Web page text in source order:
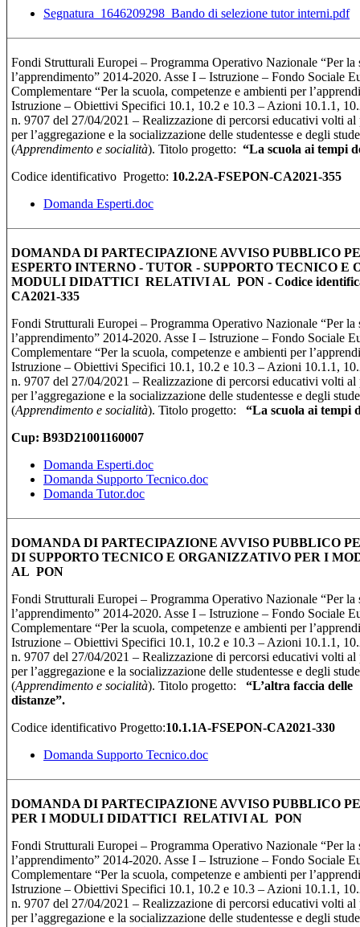
Segnatura_1646209298_Bando di selezione tutor interni.pdf
Fondi Strutturali Europei – Programma Operativo Nazionale “Per la
l’apprendimento” 2014-2020. Asse I – Istruzione – Fondo Sociale
Complementare “Per la scuola, competenze e ambienti per
Istruzione – Obiettivi Specifici 10.1, 10.2 e 10.3 – Azioni 10.1.1,
n. 9707 del 27/04/2021 – Realizzazione di percorsi educativi volti al
per l’aggregazione e la socializzazione delle studentesse e degli
(Apprendimento e socialità). Titolo progetto: “La scuola ai tempi
Codice identificativo Progetto: 10.2.2A-FSEPON-CA2021-355
Domanda Esperti.doc
DOMANDA DI PARTECIPAZIONE AVVISO PUBBLICO
ESPERTO INTERNO - TUTOR - SUPPORTO TECNICO E
MODULI DIDATTICI RELATIVI AL PON - Codice
CA2021-335
Fondi Strutturali Europei – Programma Operativo Nazionale “Per la
l’apprendimento” 2014-2020. Asse I – Istruzione – Fondo Sociale
Complementare “Per la scuola, competenze e ambienti per
Istruzione – Obiettivi Specifici 10.1, 10.2 e 10.3 – Azioni 10.1.1,
n. 9707 del 27/04/2021 – Realizzazione di percorsi educativi volti al
per l’aggregazione e la socializzazione delle studentesse e degli
(Apprendimento e socialità). Titolo progetto: “La scuola ai tempi
Cup: B93D21001160007
Domanda Esperti.doc
Domanda Supporto Tecnico.doc
Domanda Tutor.doc
DOMANDA DI PARTECIPAZIONE AVVISO PUBBLICO
DI SUPPORTO TECNICO E ORGANIZZATIVO PER I
AL PON
Fondi Strutturali Europei – Programma Operativo Nazionale “Per la
l’apprendimento” 2014-2020. Asse I – Istruzione – Fondo Sociale
Complementare “Per la scuola, competenze e ambienti per
Istruzione – Obiettivi Specifici 10.1, 10.2 e 10.3 – Azioni 10.1.1,
n. 9707 del 27/04/2021 – Realizzazione di percorsi educativi volti al
per l’aggregazione e la socializzazione delle studentesse e degli
(Apprendimento e socialità). Titolo progetto: “L’altra faccia delle
Codice identificativo Progetto:10.1.1A-FSEPON-CA2021-330
Domanda Supporto Tecnico.doc
DOMANDA DI PARTECIPAZIONE AVVISO PUBBLICO
PER I MODULI DIDATTICI RELATIVI AL PON
Fondi Strutturali Europei – Programma Operativo Nazionale “Per la
l’apprendimento” 2014-2020. Asse I – Istruzione – Fondo Sociale
Complementare “Per la scuola, competenze e ambienti per
Istruzione – Obiettivi Specifici 10.1, 10.2 e 10.3 – Azioni 10.1.1,
n. 9707 del 27/04/2021 – Realizzazione di percorsi educativi volti al
per l’aggregazione e la socializzazione delle studentesse e degli